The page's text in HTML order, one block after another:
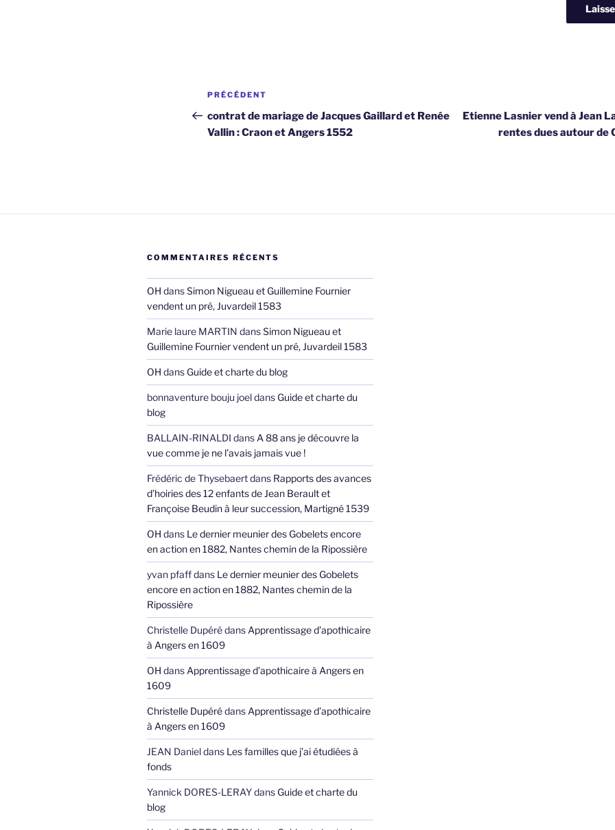
Navigation
de
l’article
Article
précédent
PRÉCÉDENT
contrat de mariage de Jacques Gaillard et Renée
Vallin : Craon et Angers 1552
Etienne Lasnier vend à Jean
rentes dues autour de
COMMENTAIRES RÉCENTS
OH dansSimon Nigueau et Guillemine Fournier
vendent un pré, Juvardeil 1583
Marie laure MARTIN dansSimon Nigueau et
Guillemine Fournier vendent un pré, Juvardeil 1583
OH dans Guide et charte du blog
bonnaventure bouju joeldans Guide et charte du
blog
BALLAIN-RINALDI dans A 88 ans je découvre la
vue comme je ne l’avais jamais vue !
Frédéric de Thysebaertdans Rapports des avances
d’hoiries des 12 enfants de Jean Berault et
Françoise Beudin à leur succession, Martigné 1539
OH dans Le dernier meunier des Gobelets encore
en action en 1882, Nantes chemin de la Ripossière
yvan pfaffdans Le dernier meunier des Gobelets
encore en action en 1882, Nantes chemin de la
Ripossière
Christelle Dupérédans Apprentissage d’apothicaire
à Angers en 1609
OH dans Apprentissage d’apothicaire à Angers en
1609
Christelle Dupérédans Apprentissage d’apothicaire
à Angers en 1609
JEAN Danieldans Les familles que j’ai étudiées à
fonds
Yannick DORES-LERAYdans Guide et charte du
blog